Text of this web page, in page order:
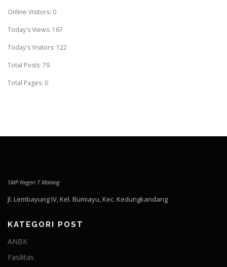
Online Visitors: 0
Today's Views: 167
Today's Visitors: 122
Total Posts: 79
Total Pages: 0
SMP Negeri 7 Malang
Jl. Lembayung IV, Kel. Bumiayu, Kec. Kedungkandang
KATEGORI POST
ANBK
Fasilitas